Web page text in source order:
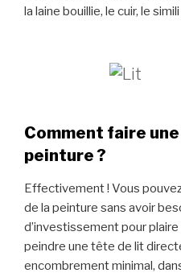
la laine bouillie, le cuir, le
Comment faire
peinture ?
Effectivement ! Vous
de la peinture sans avoir
d’investissement pour
peindre une tête de lit
encombrement minimal,